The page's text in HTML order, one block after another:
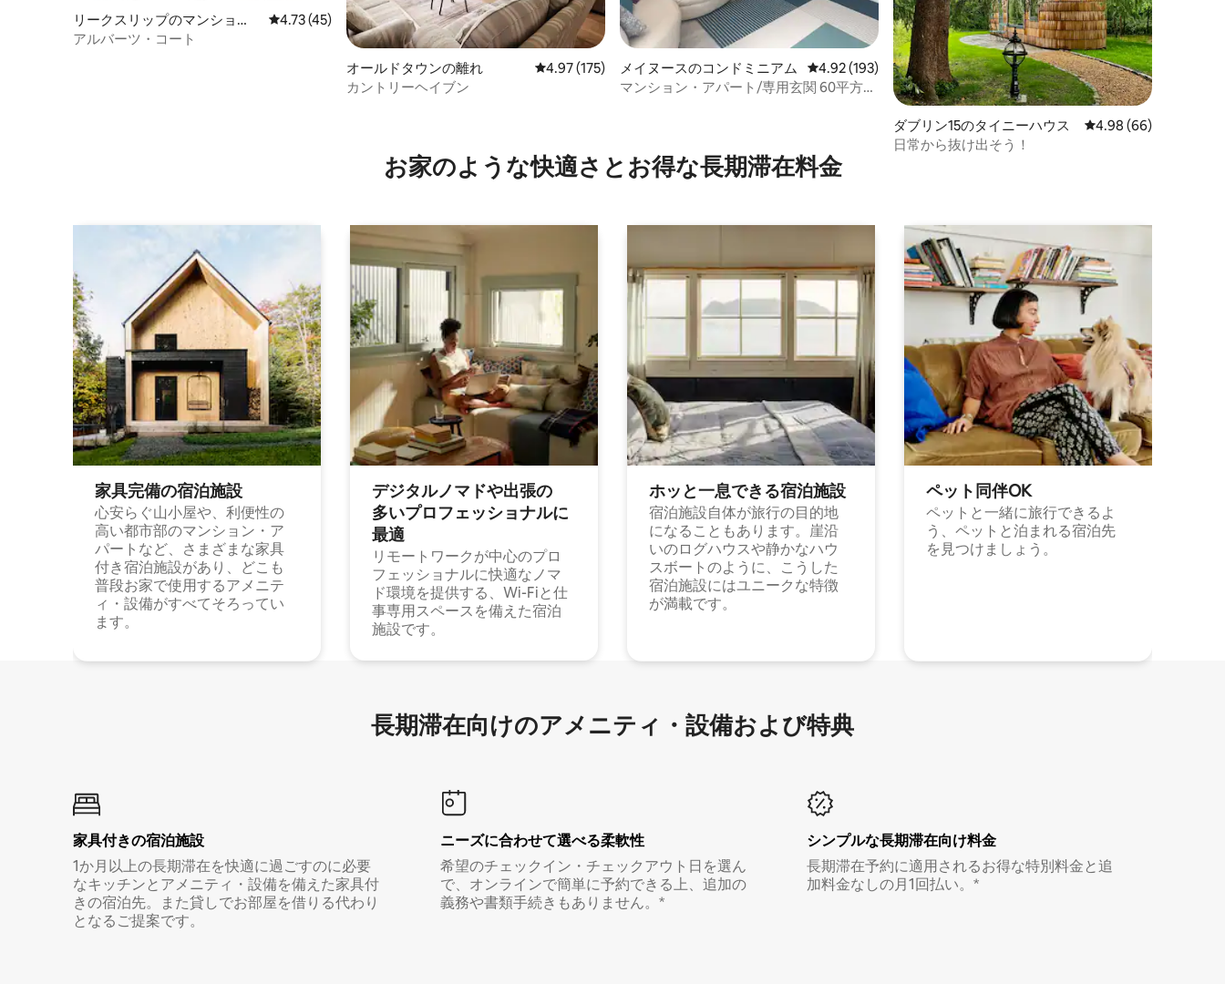
リークスリップのマンショ
ン・アパート
レビュー45件、5つ星中4.73つ星の平均評価
4.73 (45)
アルバーツ・コート
オールドタウンの離れ レビュー175件、5つ星中4.97つ星の平均評価
4.97 (175)
カントリーヘイブン
メイヌースのコンドミニアム レビュー193件、5つ星中4.92つ星の平均評価
4.92 (193)
マンション・アパート/専用玄関 60平方メ
ダブリン15のタイニーハウス レビュー66件、5つ星
4.98 (66)
日常から抜け出そう！
お家のような快⁠適⁠さ⁠とお⁠得⁠な長⁠期⁠滞⁠在料⁠金
家具完備の宿⁠泊⁠施⁠設
心安らぐ山小屋や、利便性の
高い都市部のマンション・ア
パートなど、さまざまな家具
付き宿泊施設があり、どこも
普段お家で使用するアメニテ
ィ・設備がすべてそろってい
ます。
デジタルノマドや出⁠張⁠の
多⁠いプ⁠ロ⁠フ⁠ェ⁠ッ⁠シ⁠ョ⁠ナ⁠ル⁠に
最⁠適
リモートワークが中心のプロ
フェッショナルに快適なノマ
ド環境を提供する、Wi-Fiと仕
事専用スペースを備えた宿泊
施設です。
ホッと一⁠息⁠で⁠き⁠る宿⁠泊施⁠設
宿泊施設自体が旅行の目的地
になることもあります。崖沿
いのログハウスや静かなハウ
スボートのように、こうした
宿泊施設にはユニークな特徴
が満載です。
ペット同⁠伴OK
ペットと一緒に旅行できるよ
う、ペットと泊まれる宿泊先
を見つけましょう。
長期滞在向け⁠のア⁠メ⁠ニ⁠テ⁠ィ⁠・設⁠備⁠および特⁠典
家具付き⁠の宿⁠泊⁠施⁠設
1か月以上の長期滞在を快適に過ごすのに必要
なキッチンとアメニティ・設備を備えた家具付
きの宿泊先。また貸しでお部屋を借りる代わり
となるご提案です。
ニーズに合わせて選べる柔軟性
希望のチェックイン・チェックアウト日を選ん
で、オンラインで簡単に予約できる上、追加の
義務や書類手続きもありません。*
シンプルな長期滞在向け料金
長期滞在予約に適用されるお得な特別料金と追
加料金なしの月1回払い。*